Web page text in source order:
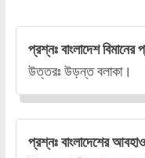
প্রশ্নঃ বাংলাদেশ বিমানের
উত্তরঃ উড়ন্ত বলাকা।
প্রশ্নঃ বাংলাদেশের